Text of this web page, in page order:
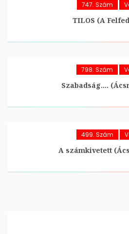
747. Szám
TILOS (A
798. Szám
Szabadság….
499. Szám
A számkivetett